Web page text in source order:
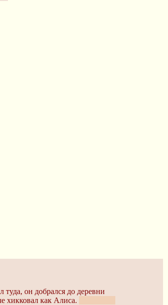
он добрался до деревни
хикковал как Алиса.